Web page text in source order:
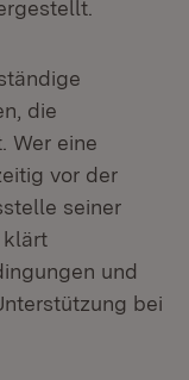
die
Wer eine
vor der
seiner
klärt
und
bei